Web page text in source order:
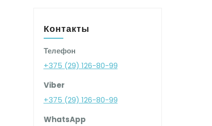
Контакты
Телефон
+375 (29) 126-80-99
Viber
+375 (29) 126-80-99
WhatsApp